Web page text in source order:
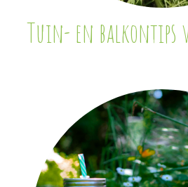
Tuin- en balkontips